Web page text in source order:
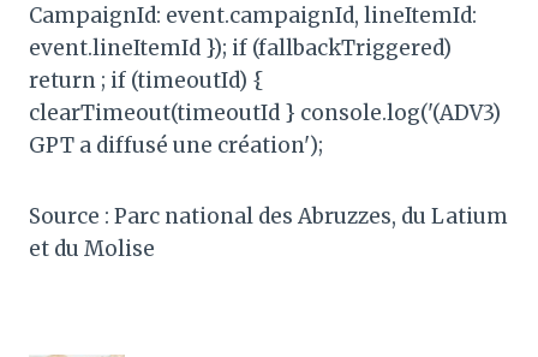
CampaignId: event.campaignId, lineItemId:
event.lineItemId }); if (fallbackTriggered)
return ; if (timeoutId) {
clearTimeout(timeoutId } console.log('(ADV3)
GPT a diffusé une création');
Source : Parc national des Abruzzes, du Latium
et du Molise